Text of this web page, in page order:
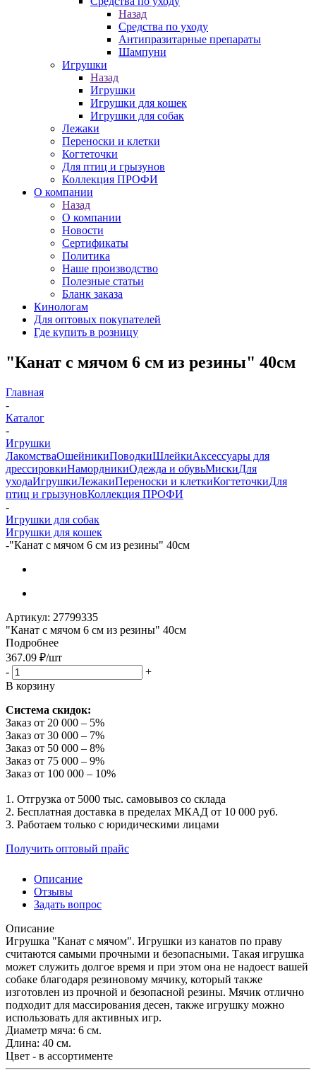
Назад
Средства по уходу
Антипразитарные препараты
Шампуни
Игрушки
Назад
Игрушки
Игрушки для кошек
Игрушки для собак
Лежаки
Переноски и клетки
Когтеточки
Для птиц и грызунов
Коллекция ПРОФИ
О компании
Назад
О компании
Новости
Сертификаты
Политика
Наше производство
Полезные статьи
Бланк заказа
Кинологам
Для оптовых покупателей
Где купить в розницу
"Канат с мячом 6 см из резины" 40см
Главная
-
Каталог
-
Игрушки
ЛакомстваОшейникиПоводкиШлейкиАксессуары для
дрессировкиНамордникиОдежда и обувьМискиДля
уходаИгрушкиЛежакиПереноски и клеткиКогтеточкиДля
птиц и грызуновКоллекция ПРОФИ
-
Игрушки для собак
Игрушки для кошек
-"Канат с мячом 6 см из резины" 40см
Артикул: 27799335
"Канат с мячом 6 см из резины" 40см
Подробнее
367.09 ₽/шт
-
+
В корзину
Система скидок:
Заказ от 20 000 – 5%
Заказ от 30 000 – 7%
Заказ от 50 000 – 8%
Заказ от 75 000 – 9%
Заказ от 100 000 – 10%
1. Отгрузка от 5000 тыс. самовывоз со склада
2. Бесплатная доставка в пределах МКАД от 10 000 руб.
3. Работаем только с юридическими лицами
Получить оптовый прайс
Описание
Отзывы
Задать вопрос
Описание
Игрушка "Канат с мячом". Игрушки из канатов по праву
считаются самыми прочными и безопасными. Такая игрушка
может служить долгое время и при этом она не надоест вашей
собаке благодаря резиновому мячику, который также
изготовлен из прочной и безопасной резины. Мячик отлично
подходит для массирования десен, также игрушку можно
использовать для активных игр.
Диаметр мяча: 6 см.
Длина: 40 см.
Цвет - в ассортименте